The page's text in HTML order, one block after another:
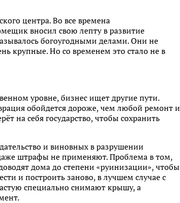
центра. Во все времена
вносил свою лепту в развитие
богоугодными делами. Они не
крупные. Но со временем это стало не в
уровне, бизнес ищет другие пути.
обойдется дороже, чем любой ремонт и
на себя государство, чтобы сохранить
и виновных в разрушении
штрафы не применяют. Проблема в том,
дома до степени «руинизации», чтобы
и построить заново, в лучшем случае с
специально снимают крышу, а